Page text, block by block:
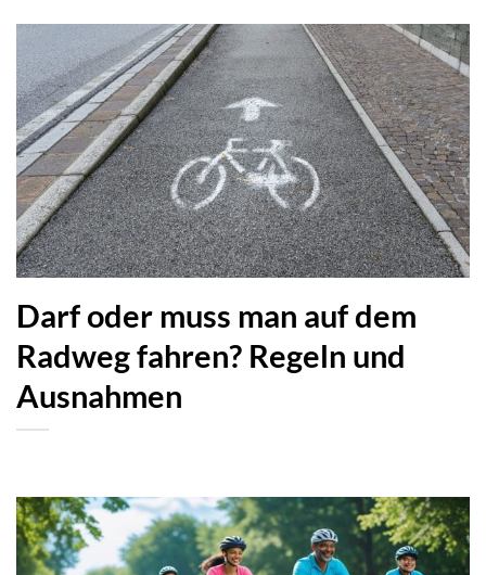
Darf oder muss man auf dem
Radweg fahren? Regeln und
Ausnahmen